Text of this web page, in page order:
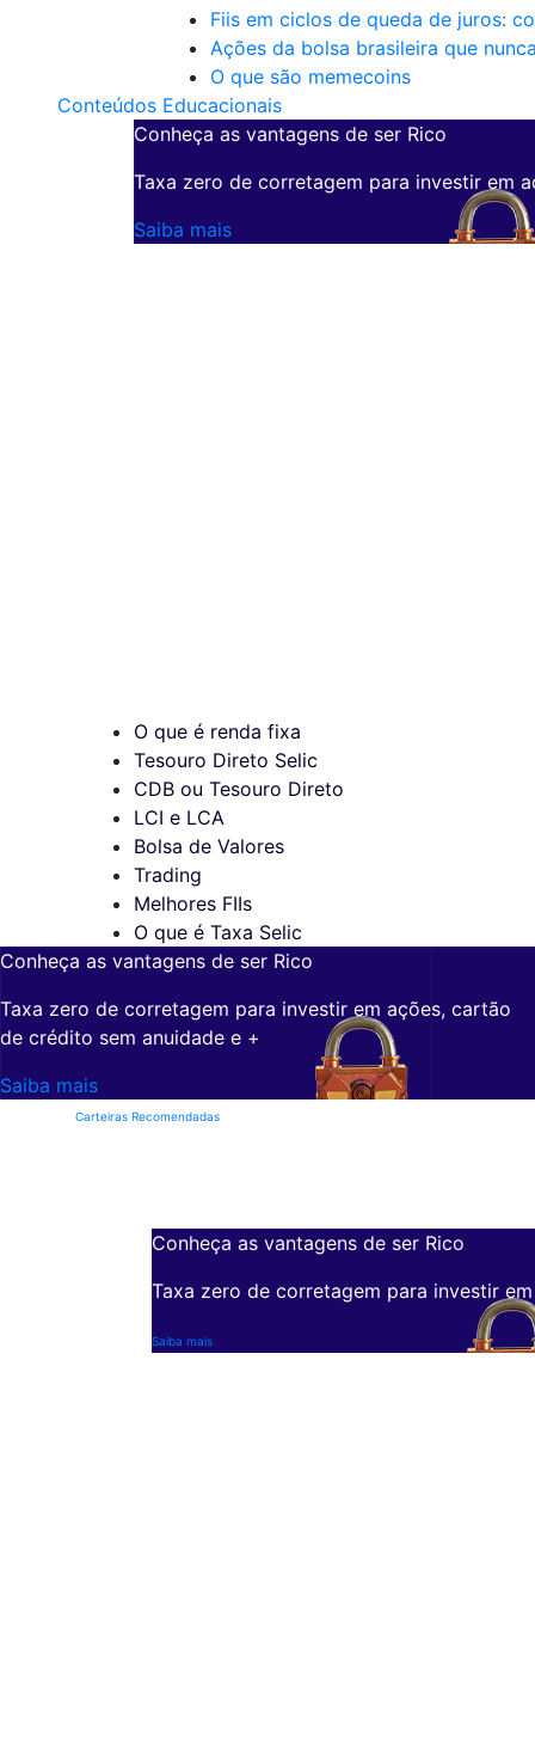
Fiis em ciclos de queda de juros:
Ações da bolsa brasileira que
O que são memecoins
Conteúdos Educacionais
Conheça as vantagens de ser Rico
Taxa zero de corretagem para investir em
Saiba mais
O que é renda fixa
Tesouro Direto Selic
CDB ou Tesouro Direto
LCI e LCA
Bolsa de Valores
Trading
Melhores FIIs
O que é Taxa Selic
Conheça as vantagens de ser Rico
Taxa zero de corretagem para investir em ações, cartão
de crédito sem anuidade e +
Saiba mais
Carteiras Recomendadas
Conheça as vantagens de ser Rico
Taxa zero de corretagem para investir
Saiba mais